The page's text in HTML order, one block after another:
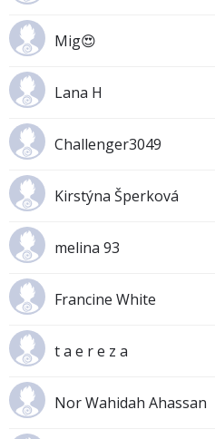
Mig😍
Lana H
Challenger3049
Kirstýna Šperková
melina 93
Francine White
t a e r e z a
Nor Wahidah Ahassan